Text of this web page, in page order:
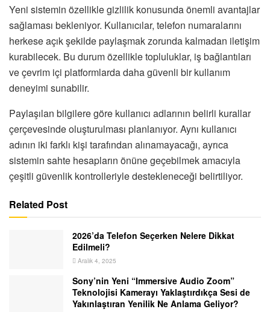
Yeni sistemin özellikle gizlilik konusunda önemli avantajlar
sağlaması bekleniyor. Kullanıcılar, telefon numaralarını
herkese açık şekilde paylaşmak zorunda kalmadan iletişim
kurabilecek. Bu durum özellikle topluluklar, iş bağlantıları
ve çevrim içi platformlarda daha güvenli bir kullanım
deneyimi sunabilir.
Paylaşılan bilgilere göre kullanıcı adlarının belirli kurallar
çerçevesinde oluşturulması planlanıyor. Aynı kullanıcı
adının iki farklı kişi tarafından alınamayacağı, ayrıca
sistemin sahte hesapların önüne geçebilmek amacıyla
çeşitli güvenlik kontrolleriyle destekleneceği belirtiliyor.
Related Post
2026’da Telefon Seçerken Nelere Dikkat
Edilmeli?
Aralık 4, 2025
Sony’nin Yeni “Immersive Audio Zoom”
Teknolojisi Kamerayı Yaklaştırdıkça Sesi de
Yakınlaştıran Yenilik Ne Anlama Geliyor?